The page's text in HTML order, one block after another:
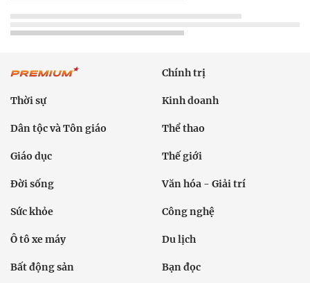
Chính trị
Thời sự Kinh doanh
Dân tộc và Tôn giáo Thể thao
Giáo dục Thế giới
Đời sống Văn hóa - Giải trí
Sức khỏe Công nghệ
Ô tô xe máy Du lịch
Bất động sản Bạn đọc